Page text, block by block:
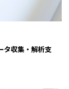
タ収集・解析支